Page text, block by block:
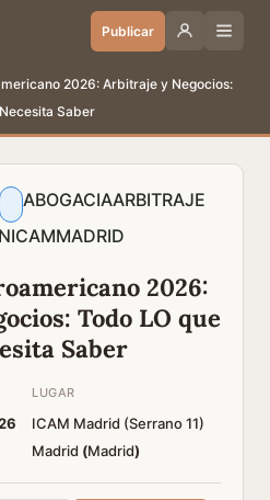
Publicar
2026: Arbitraje y Negocios:
Saber
ABOGACIAARBITRAJE
ICAMMADRID
2026:
Todo LO que
Saber
LUGAR
ICAM Madrid (Serrano 11)
Madrid (Madrid)